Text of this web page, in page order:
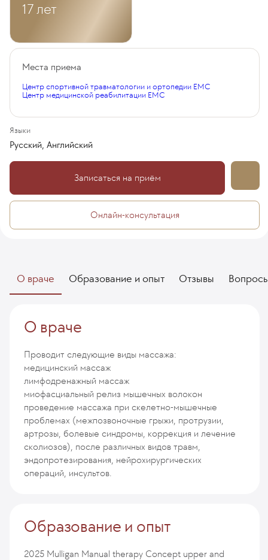
17 лет
Места приема
Центр спортивной травматологии и ортопедии EMC
Центр медицинской реабилитации EMC
Языки
Русский, Английский
Записаться на приём
Онлайн-консультация
О враче Образование и опыт Отзывы
О враче
Проводит следующие виды массажа:
медицинский массаж
лимфодренажный массаж
миофасциальный релиз мышечных волокон
проведение массажа при скелетно-мышечные
проблемах (межпозвоночные грыжи, протрузии,
артрозы, болевые синдромы, коррекция и лечение
сколиозов), после различных видов травм,
эндопротезирования, нейрохирургических
операций, инсультов.
Образование и опыт
2025 Mulligan Manual therapy Concept upper and